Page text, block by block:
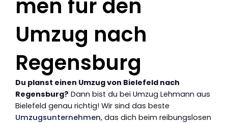
men für den
Umzug nach
Regensburg
Du planst einen Umzug von Bielefeld nach
Regensburg? Dann bist du bei Umzug Lehmann aus
Bielefeld genau richtig! Wir sind das beste
Umzugsunternehmen, das dich beim reibungslosen